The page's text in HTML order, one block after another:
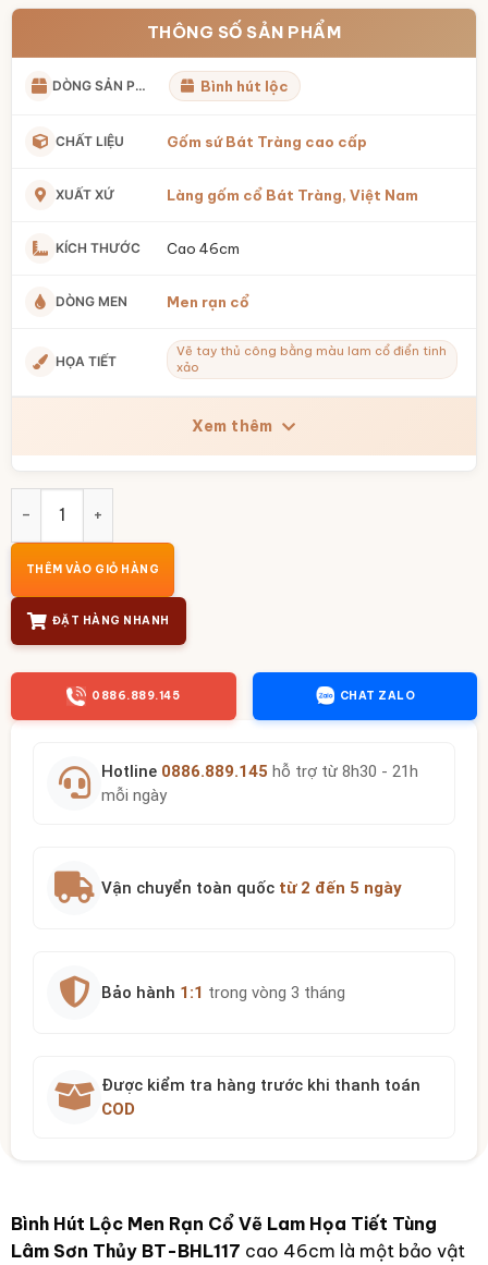
THÔNG SỐ SẢN PHẨM
DÒNG SẢN PHẨM Bình hút lộc
CHẤT LIỆU Gốm sứ Bát Tràng cao cấp
XUẤT XỨ Làng gốm cổ Bát Tràng, Việt Nam
KÍCH THƯỚC Cao 46cm
DÒNG MEN Men rạn cổ
HỌA TIẾT
Vẽ tay thủ công bằng màu lam cổ điển tinh
xảo
Xem thêm
THÊM VÀO GIỎ HÀNG
ĐẶT HÀNG NHANH
0886.889.145 CHAT ZALO
Hotline 0886.889.145 hỗ trợ từ 8h30 - 21h
mỗi ngày
Vận chuyển toàn quốc từ 2 đến 5 ngày
Bảo hành 1:1 trong vòng 3 tháng
Được kiểm tra hàng trước khi thanh toán
COD
Bình Hút Lộc Men Rạn Cổ Vẽ Lam Họa Tiết Tùng
Lâm Sơn Thủy BT-BHL117 cao 46cm là một bảo vật